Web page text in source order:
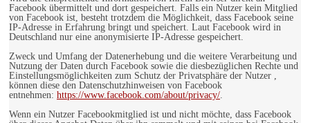
Facebook übermittelt und dort gespeichert. Falls ein Nutzer kein Mitglied
von Facebook ist, besteht trotzdem die Möglichkeit, dass Facebook seine
IP-Adresse in Erfahrung bringt und speichert. Laut Facebook wird in
Deutschland nur eine anonymisierte IP-Adresse gespeichert.
Zweck und Umfang der Datenerhebung und die weitere Verarbeitung und
Nutzung der Daten durch Facebook sowie die diesbezüglichen Rechte und
Einstellungsmöglichkeiten zum Schutz der Privatsphäre der Nutzer ,
können diese den Datenschutzhinweisen von Facebook
entnehmen: https://www.facebook.com/about/privacy/.
Wenn ein Nutzer Facebookmitglied ist und nicht möchte, dass Facebook